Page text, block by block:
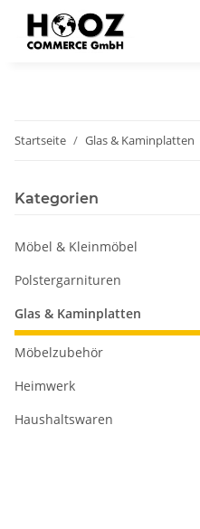
Startseite Glas & Kaminplatten
Kategorien
Möbel & Kleinmöbel
Polstergarnituren
Glas & Kaminplatten
Möbelzubehör
Heimwerk
Haushaltswaren